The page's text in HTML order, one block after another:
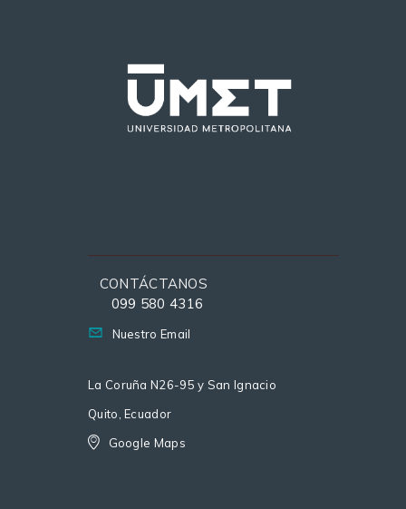
CONTÁCTANOS
099 580 4316
Nuestro Email
La Coruña N26-95 y San Ignacio
Quito, Ecuador
Google Maps